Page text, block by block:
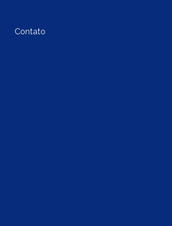
Contato